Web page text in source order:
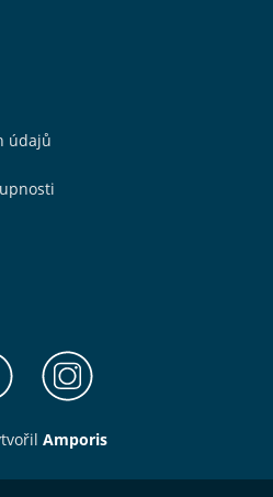
údajů
vořil Amporis